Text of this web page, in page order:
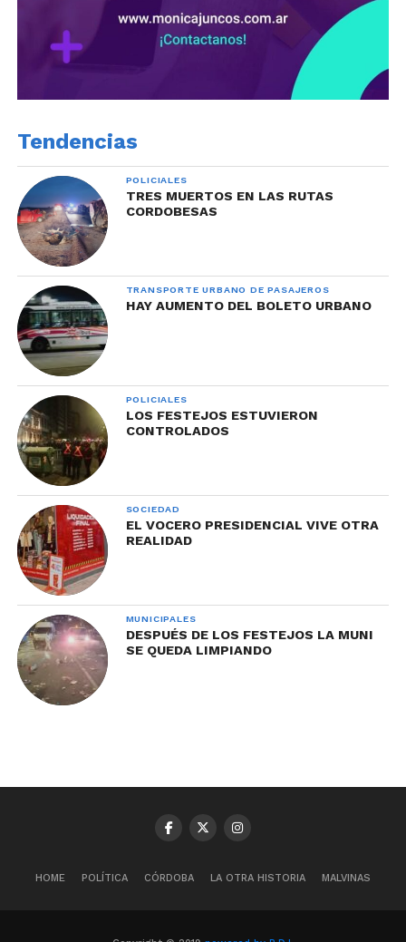
Tendencias
POLICIALES
TRES MUERTOS EN LAS RUTAS
CORDOBESAS
TRANSPORTE URBANO DE PASAJEROS
HAY AUMENTO DEL BOLETO URBANO
POLICIALES
LOS FESTEJOS ESTUVIERON
CONTROLADOS
SOCIEDAD
EL VOCERO PRESIDENCIAL VIVE OTRA
REALIDAD
MUNICIPALES
DESPUÉS DE LOS FESTEJOS LA MUNI
SE QUEDA LIMPIANDO
HOME POLÍTICA CÓRDOBA LA OTRA HISTORIA MALVINAS